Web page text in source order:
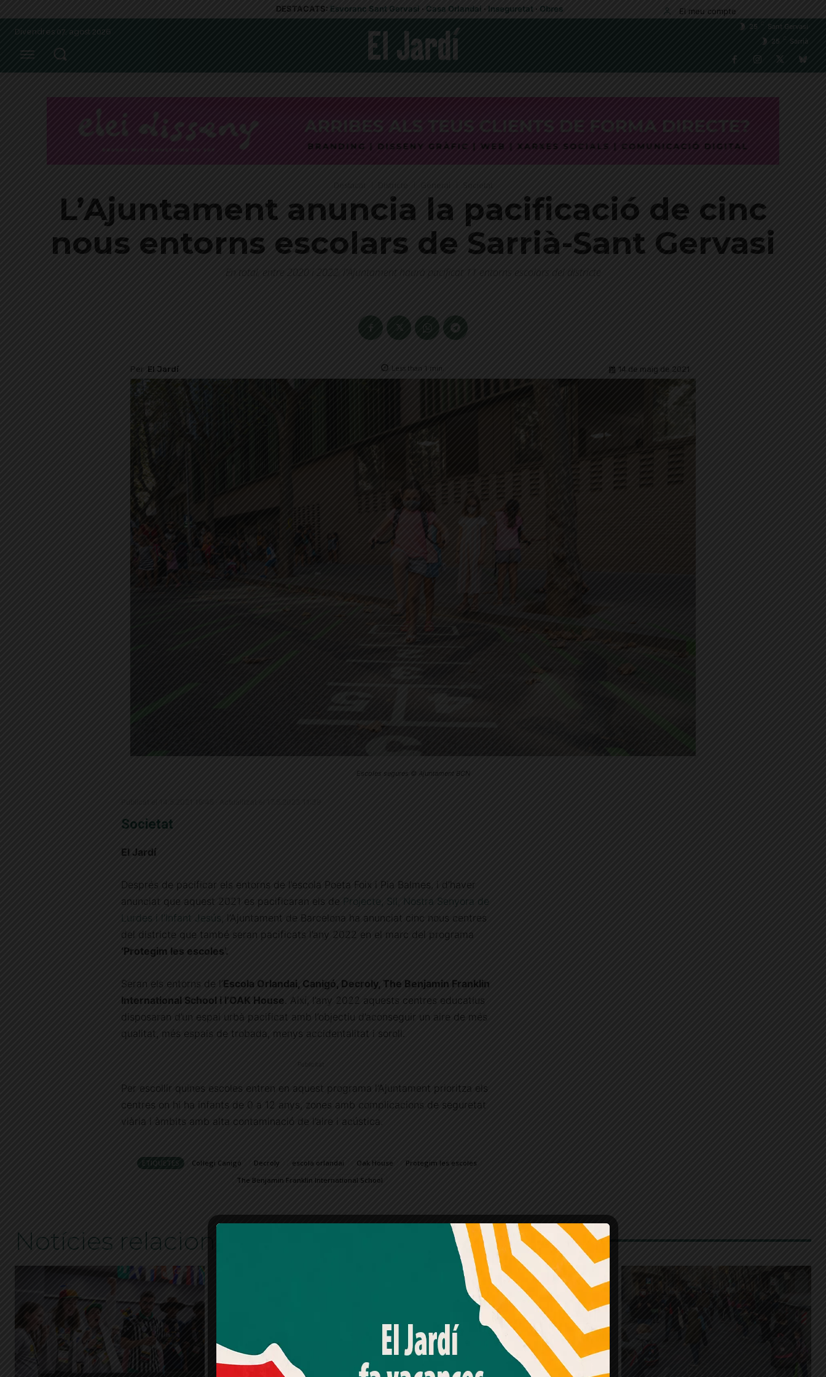
DESTACATS: Esvoranc Sant Gervasi · Casa Orlandai · Inseguretat · Obres El meu compte
Divendres 07, agost 2026
25
Sant Gervasi
25
Sarrià
Districte
L’Ajuntament anuncia la pacificació de cinc
nous entorns escolars de Sarrià-Sant Gervasi
En total, entre 2020 i 2022, l'Ajuntament haurà pacificat 11 entorns escolars del districte
Per El Jardí Less than 1 min. 14 de maig de 2021
Escoles segures © Ajuntament BCN
Societat
El Jardí
Després de pacificar els entorns de l’escola Poeta Foix i Pia Balmes, i d’haver
anunciat que aquest 2021 es pacificaran els de Projecte, Sil, Nostra Senyora de
Lurdes i l’Infant Jesús , l’Ajuntament de Barcelona ha anunciat cinc nous centres
del districte que també seran pacificats l’any 2022 en el marc del programa
‘Protegim les escoles’.
Seran els entorns de l’Escola Orlandai, Canigó, Decroly, The Benjamin Franklin
International School i l’OAK House . Així, l’any 2022 aquests centres educatius
disposaran d’un espai urbà pacificat amb l’objectiu d’aconseguir un aire de més
qualitat, més espais de trobada, menys accidentalitat i soroll.
Per escollir quines escoles entren en aquest programa l’Ajuntament prioritza els
centres on hi ha infants de 0 a 12 anys, zones amb complicacions de seguretat
viària i àmbits amb alta contaminació de l’aire i acústica.
ETIQUETES Col·legi Canigó Decroly escola orlandai Oak House
Protegim les escoles
The Benjamin Franklin International School
Notícies relacionades
Amb el seu acord, nosaltres fem servir galetes o
tecnologies similars per emmagatzemar, accedir i
processar dades personals com la seva visita a aquest lloc
web. Pot retirar el seu consentiment o oposar-se al
processament de dades basat en interessos legítims en
qualsevol moment fent clic a "Ajustos de cookies" o a la
nostra Política de privacitat en aquest lloc web. Si cliques
"acceptar" dones el teu consentiment